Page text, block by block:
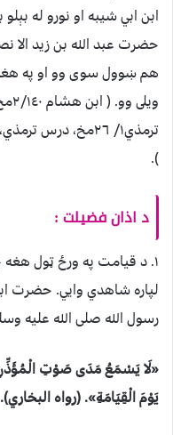
ابن ابي شيبه او نورو له
حضرت عبد الله بن زيد الا
هم ښوول سوى وو او په
).
د اذان فضيلت :
۱. د قيامت په ورځ ټول هغه
لپاره شاهدي وايي. حضرت
رسول الله صلی الله عليه
«لَا يَسْمَعُ مَدَى صَوْتِ الْمُؤَذِّنِ
يَوْمَ الْقِيَامَةِ». (رواه البخاري).